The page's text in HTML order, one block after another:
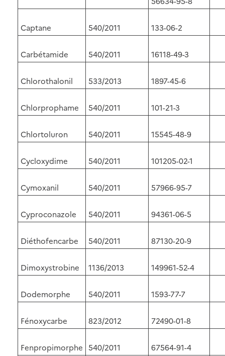
Captane 540/2011 133-06-2
Carbétamide 540/2011 16118-49-3
Chlorothalonil 533/2013 1897-45-6
Chlorprophame 540/2011 101-21-3
Chlortoluron 540/2011 15545-48-9
Cycloxydime 540/2011 101205-02-1
Cymoxanil 540/2011 57966-95-7
Cyproconazole 540/2011 94361-06-5
Diéthofencarbe 540/2011 87130-20-9
Dimoxystrobine 1136/2013 149961-52-4
Dodemorphe 540/2011 1593-77-7
Fénoxycarbe 823/2012 72490-01-8
Fenpropimorphe 540/2011 67564-91-4